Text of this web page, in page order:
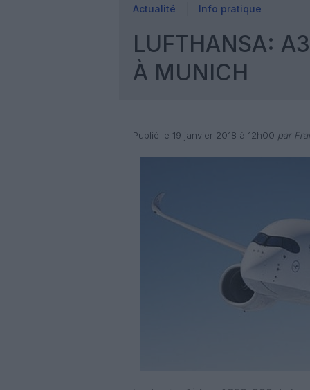
Actualité Info pratique
LUFTHANSA:
À MUNICH
Publié le 19 janvier 2018 à 12h00 par